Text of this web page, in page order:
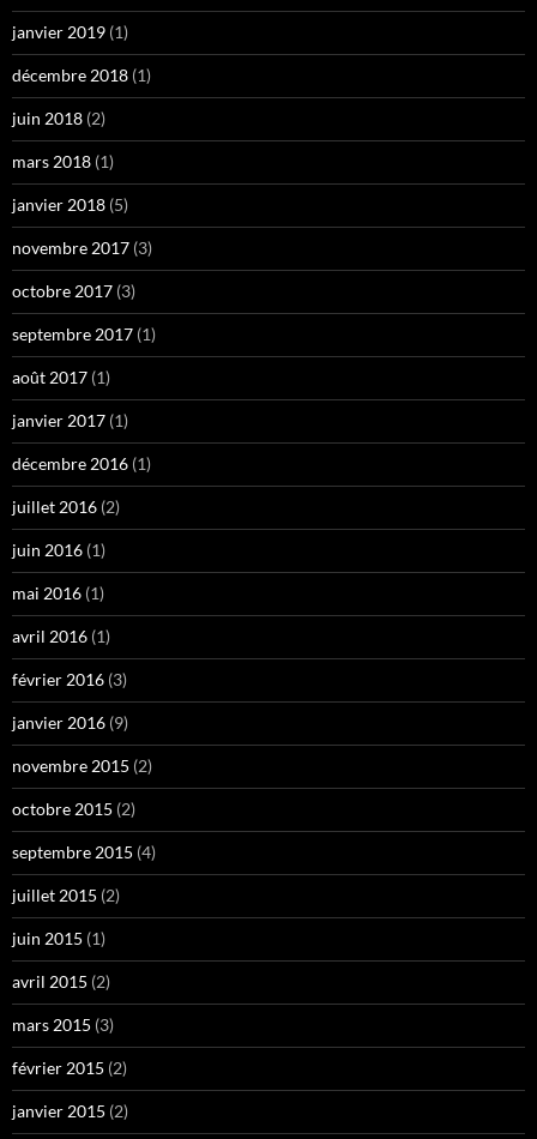
janvier 2019 (1)
décembre 2018 (1)
juin 2018 (2)
mars 2018 (1)
janvier 2018 (5)
novembre 2017 (3)
octobre 2017 (3)
septembre 2017 (1)
août 2017 (1)
janvier 2017 (1)
décembre 2016 (1)
juillet 2016 (2)
juin 2016 (1)
mai 2016 (1)
avril 2016 (1)
février 2016 (3)
janvier 2016 (9)
novembre 2015 (2)
octobre 2015 (2)
septembre 2015 (4)
juillet 2015 (2)
juin 2015 (1)
avril 2015 (2)
mars 2015 (3)
février 2015 (2)
janvier 2015 (2)